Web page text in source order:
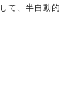
て、半自動的